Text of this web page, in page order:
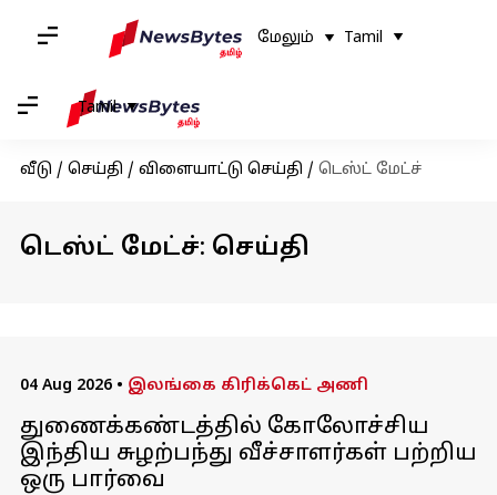
மேலும் Tamil
Tamil
வீடு / செய்தி / விளையாட்டு செய்தி / டெஸ்ட் மேட்ச்
டெஸ்ட் மேட்ச்: செய்தி
04 Aug 2026 • இலங்கை கிரிக்கெட் அணி
துணைக்கண்டத்தில் கோலோச்சிய
இந்திய சுழற்பந்து வீச்சாளர்கள் பற்றிய
ஒரு பார்வை